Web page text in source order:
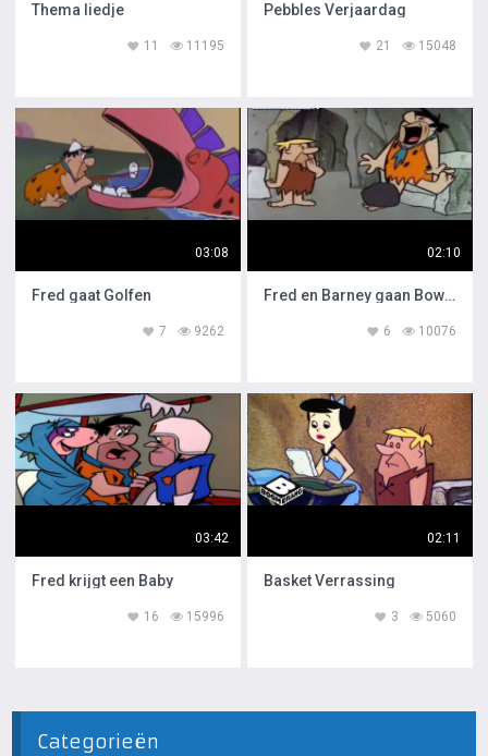
Thema liedje
11195
11
Pebbles Verjaardag
15048
21
03:08
Fred gaat Golfen
9262
7
02:10
Fred en Barney gaan Bowlen
10076
6
03:42
Fred krijgt een Baby
15996
16
02:11
Basket Verrassing
5060
3
Categorieën